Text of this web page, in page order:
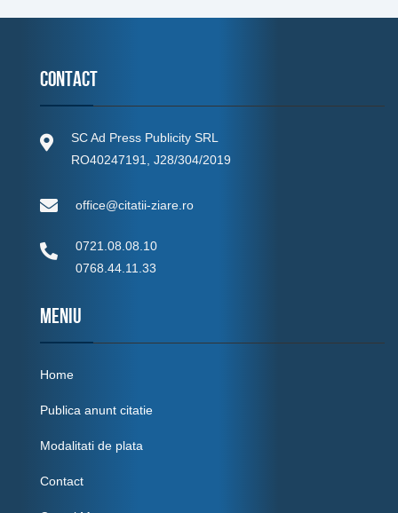
Contact
SC Ad Press Publicity SRL
RO40247191, J28/304/2019
office@citatii-ziare.ro
0721.08.08.10
0768.44.11.33
MENIU
Home
Publica anunt citatie
Modalitati de plata
Contact